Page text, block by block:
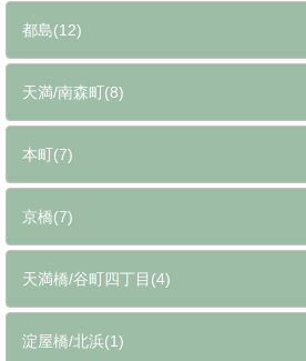
都島(12)
天満/南森町(8)
本町(7)
京橋(7)
天満橋/谷町四丁目(4)
淀屋橋/北浜(1)